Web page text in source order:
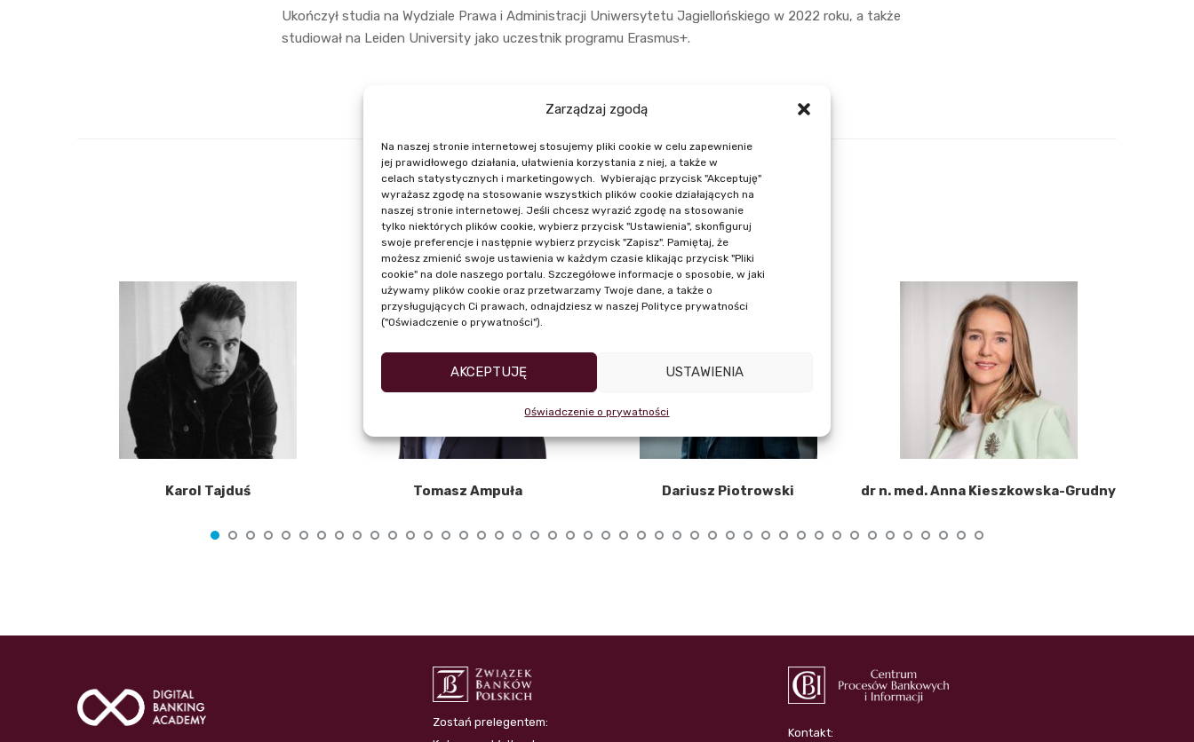
Zarządzaj zgodą
Na naszej stronie internetowej stosujemy pliki cookie w celu zapewnienie
jej prawidłowego działania, ułatwienia korzystania z niej, a także w
celach statystycznych i marketingowych. Wybierając przycisk "Akceptuję"
wyrażasz zgodę na stosowanie wszystkich plików cookie działających na
naszej stronie internetowej. Jeśli chcesz wyrazić zgodę na stosowanie
tylko niektórych plików cookie, wybierz przycisk "Ustawienia", skonfiguruj
swoje preferencje i następnie wybierz przycisk "Zapisz". Pamiętaj, że
możesz zmienić swoje ustawienia w każdym czasie klikając przycisk "Pliki
cookie" na dole naszego portalu. Szczegółowe informacje o sposobie, w jaki
używamy plików cookie oraz przetwarzamy Twoje dane, a także o
przysługujących Ci prawach, odnajdziesz w naszej Polityce prywatności
("Oświadczenie o prywatności").
AKCEPTUJĘ USTAWIENIA
Oświadczenie o prywatności
Ukończył studia na Wydziale Prawa i Administracji Uniwersytetu Jagiellońskiego w 2022 roku, a także
studiował na Leiden University jako uczestnik programu Erasmus+.
NASI PRELEGENCI
Karol Tajduś Tomasz Ampuła Dariusz Piotrowski dr n. med. Anna Kieszkowska-Grudny
Zostań prelegentem:
Kontakt: